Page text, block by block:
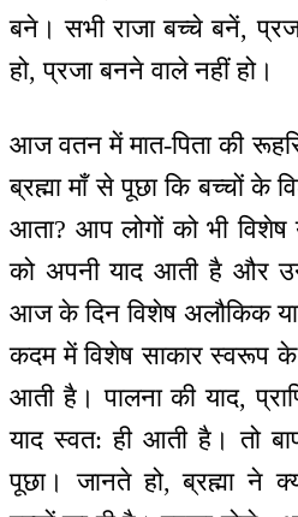
बने। सभी राजा बच्चे बनें,
हो, प्रजा बनने वाले नहीं हो।
आज वतन में मात-पिता की
ब्रह्मा माँ से पूछा कि बच्चों के
आता? आप लोगों को भी
को अपनी याद आती है और
आज के दिन विशेष अलौकिक
कदम में विशेष साकार स्वरूप के
आती है। पालना की याद,
याद स्वत: ही आती है। तो
पूछा। जानते हो, ब्रह्मा ने